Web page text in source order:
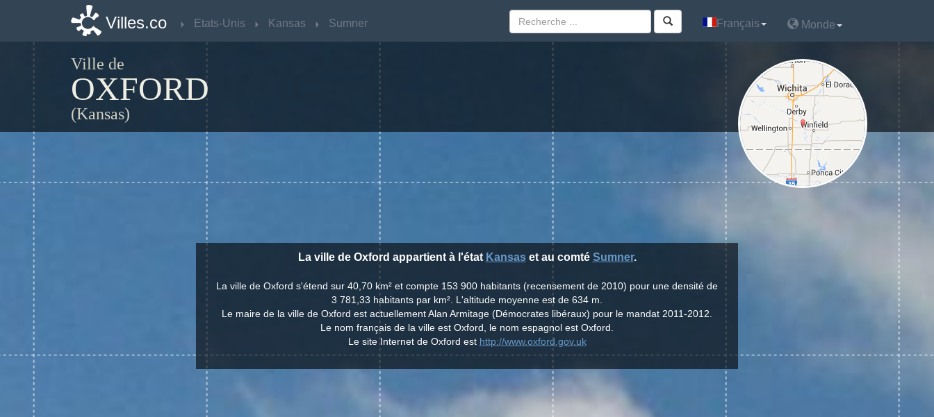
Villes.co Etats-Unis Kansas Sumner Français Monde
Ville de
OXFORD
(Kansas)
La ville de Oxford appartient à l'état Kansaset au comté Sumner.
La ville de Oxford s'étend sur 40,70 km² et compte 153 900 habitants (recensement de 2010) pour une densité de
3 781,33 habitants par km². L'altitude moyenne est de 634 m.
Le maire de la ville de Oxford est actuellement Alan Armitage (Démocrates libéraux) pour le mandat 2011-2012.
Le nom français de la ville est Oxford, le nom espagnol est Oxford.
Le site Internet de Oxford est http://www.oxford.gov.uk
Villes.co Etats-Unis Kansas Sumner Français Monde